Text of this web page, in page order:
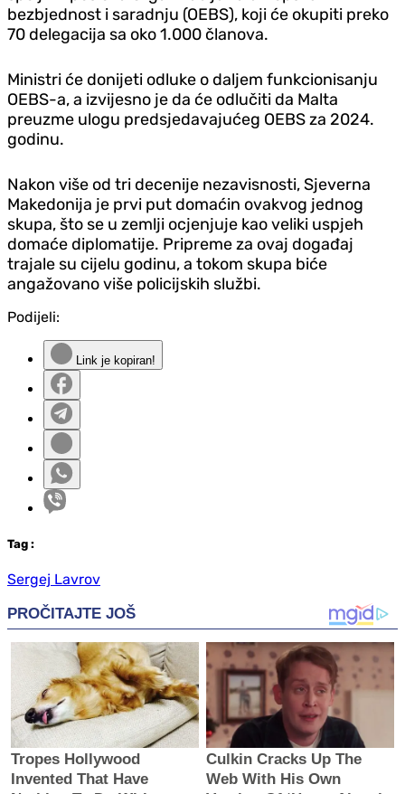
bezbjednost i saradnju (OEBS), koji će okupiti preko
70 delegacija sa oko 1.000 članova.
Ministri će donijeti odluke o daljem funkcionisanju
OEBS-a, a izvijesno je da će odlučiti da Malta
preuzme ulogu predsjedavajućeg OEBS za 2024.
godinu.
Nakon više od tri decenije nezavisnosti, Sjeverna
Makedonija je prvi put domaćin ovakvog jednog
skupa, što se u zemlji ocjenjuje kao veliki uspjeh
domaće diplomatije. Pripreme za ovaj događaj
trajale su cijelu godinu, a tokom skupa biće
angažovano više policijskih službi.
Podijeli:
Link je kopiran!
Tag :
Sergej Lavrov